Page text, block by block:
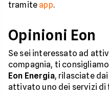
tramite app.
Opinioni Eon
Se sei interessato ad
compagnia, ti
Eon Energia, rilasciate
attivato uno dei servizi di